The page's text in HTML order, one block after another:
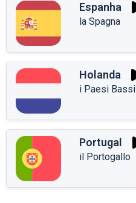
Espanha
la Spagna
Holanda
i Paesi Bassi
Portugal
il Portogallo